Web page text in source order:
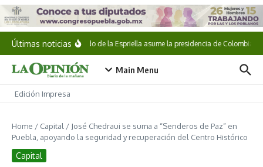
Saltar al contenido
Últimas noticiasAbelardo de la Espriella asume la presidencia de Colombia
Main Menu
Edición Impresa
Home / Capital / José Chedraui se suma a “Senderos de Paz” en
Puebla, apoyando la seguridad y recuperación del Centro Histórico
Capital